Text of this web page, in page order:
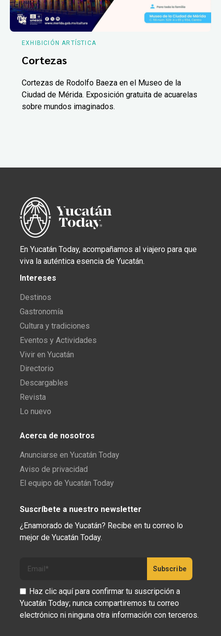
EXHIBICIÓN ARTÍSTICA
Cortezas
Cortezas de Rodolfo Baeza en el Museo de la
Ciudad de Mérida. Exposición gratuita de acuarelas
sobre mundos imaginados.
En Yucatán Today, acompañamos al viajero para que
viva la auténtica esencia de Yucatán.
Intereses
Destinos
Gastronomía
Cultura y tradiciones
Eventos y Actividades
Vivir en Yucatán
Directorio
Descargables
Revista
Lo nuevo
Acerca de nosotros
Anunciarse en Yucatán Today
Aviso de privacidad
El equipo de Yucatán Today
Suscríbete a nuestro newsletter
¿Enamorado de Yucatán? Recibe en tu correo lo
mejor de Yucatán Today.
Haz clic aquí para confirmar tu suscripción a
Yucatán Today; nunca compartiremos tu correo
electrónico ni ninguna otra información con terceros.